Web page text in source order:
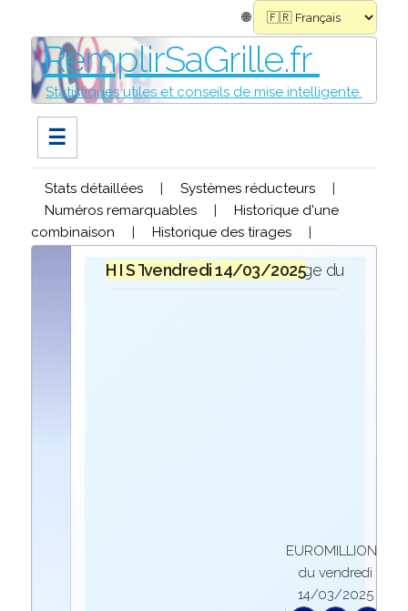
🌐
RemplirSaGrille.fr
Statistiques utiles et conseils de mise intelligente.
☰
Stats détaillées | Systèmes réducteurs
|
Numéros remarquables
|
Historique d'une
combinaison
| Historique des tirages |
H I S T O R I Q U Elors du tirage du
vendredi 14/03/2025
EUROMILLIONS
du vendredi
14/03/2025